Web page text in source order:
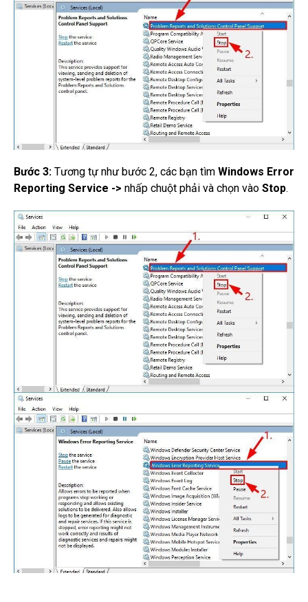
Bước 3: Tương tự như bước 2, các bạn tìm Windows Error
Reporting Service -> nhấp chuột phải và chọn vào Stop.